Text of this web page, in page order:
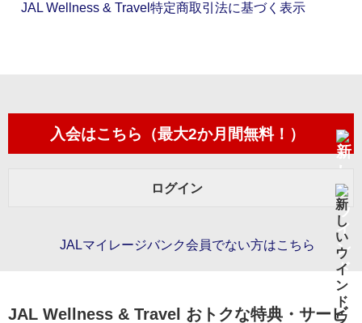
JAL Wellness & Travel特定商取引法に基づく表示
入会はこちら（最大2か月間無料！）
ログイン
JALマイレージバンク会員でない方はこちら
JAL Wellness & Travel おトクな特典・サービ